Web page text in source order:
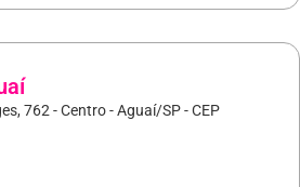
762 - Centro - Aguaí/SP - CEP